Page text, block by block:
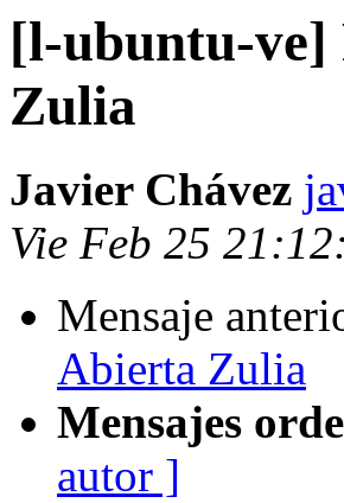
[l-ubuntu-
Zulia
Javier Chávez
Vie Feb 25
Mensaje
Abierta Zulia
Mensajes
autor ]